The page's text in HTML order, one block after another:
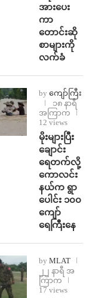
အားပေး
ကာ
တောင်းဆို
စာများကို
လက်ခံ
by ကျော်ကြီး
၁၈ နာရီ
အကြာက
12 views
⁨မိုးများပြီး
ချောင်း
ရေတက်လို့
ကောလင်း
နယ်က ရွာ
ပေါင်း ၁၀၀
ကျော်
ရေကြီးနေ
by MLAT
၂၂ နာရီ အ
ကြာက
17 views